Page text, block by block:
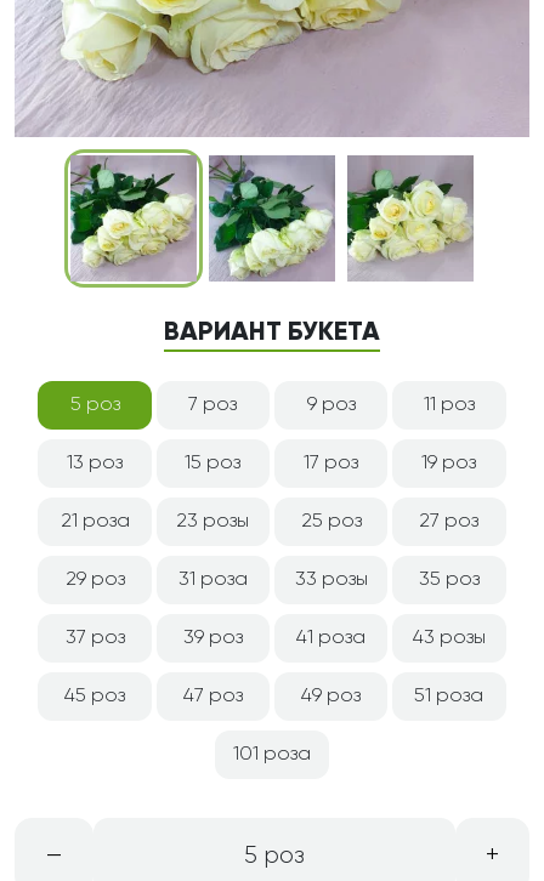
ВАРИАНТ БУКЕТА
5 роз 7 роз 9 роз 11 роз
13 роз 15 роз 17 роз 19 роз
21 роза 23 розы 25 роз 27 роз
29 роз 31 роза 33 розы 35 роз
37 роз 39 роз 41 роза 43 розы
45 роз 47 роз 49 роз 51 роза
101 роза
– 5 роз +